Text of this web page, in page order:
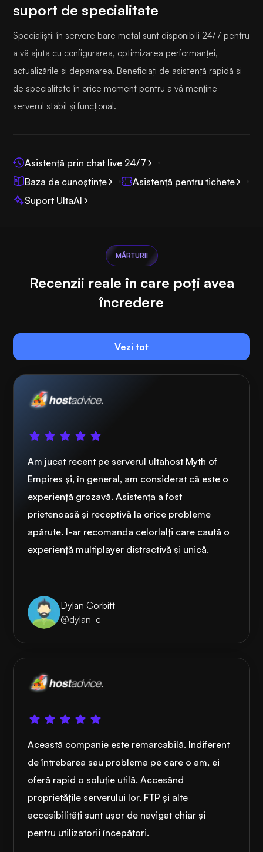
suport de specialitate
Specialiștii în servere bare metal sunt disponibili 24/7 pentru
a vă ajuta cu configurarea, optimizarea performanței,
actualizările și depanarea. Beneficiați de asistență rapidă și
de specialitate în orice moment pentru a vă menține
serverul stabil și funcțional.
Asistență prin chat live 24/7
Baza de cunoștințe
Asistență pentru tichete
Suport UltaAI
MĂRTURII
Recenzii reale în care poți avea
încredere
Vezi tot
Am jucat recent pe serverul ultahost Myth of
Empires și, în general, am considerat că este o
experiență grozavă. Asistența a fost
prietenoasă și receptivă la orice probleme
apărute. l-ar recomanda celorlalți care caută o
experiență multiplayer distractivă și unică.
Dylan Corbitt
@dylan_c
Această companie este remarcabilă. Indiferent
de întrebarea sau problema pe care o am, ei
oferă rapid o soluție utilă. Accesând
proprietățile serverului lor, FTP și alte
accesibilități sunt ușor de navigat chiar și
pentru utilizatorii începători.